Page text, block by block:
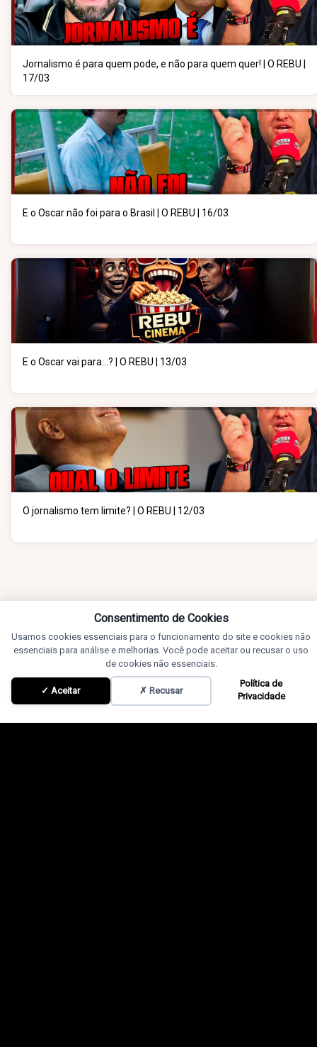
Jornalismo é para quem pode, e não para quem quer! | O REBU |
17/03
E o Oscar não foi para o Brasil | O REBU | 16/03
E o Oscar vai para...? | O REBU | 13/03
O jornalismo tem limite? | O REBU | 12/03
Consentimento de Cookies
Usamos cookies essenciais para o funcionamento do site e cookies não
essenciais para análise e melhorias. Você pode aceitar ou recusar o uso
de cookies não essenciais.
✓ Aceitar ✗ Recusar
Política de
Privacidade